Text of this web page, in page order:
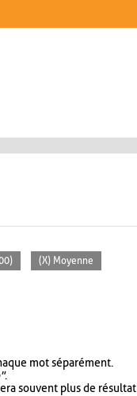
(X) Moyenne
mot séparément.
.
souvent plus de résultat